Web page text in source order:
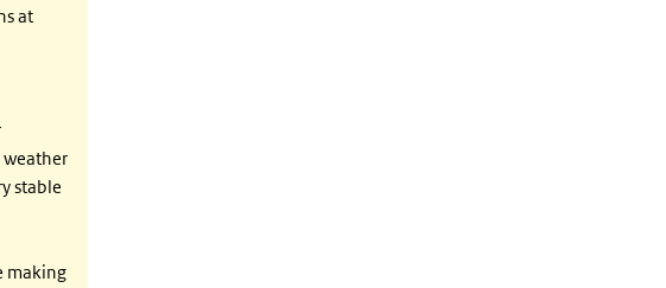
at
weather
stable
making